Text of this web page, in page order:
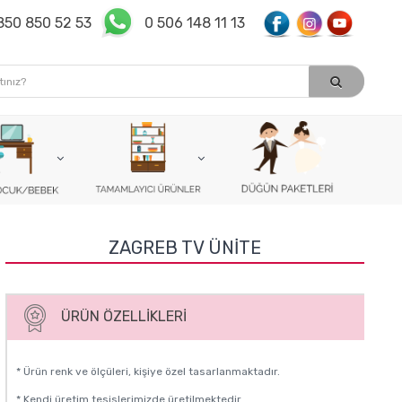
850 52 53 0 506 148 11 13
ZAGREB TV ÜNITE
ÜRÜN ÖZELLIKLERI
* Ürün renk ve ölçüleri, kişiye özel tasarlanmaktadır.
* Kendi üretim tesislerimizde üretilmektedir.